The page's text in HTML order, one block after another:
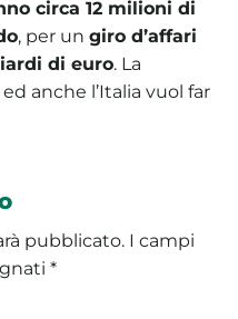
circa 12 milioni di
, per ungiro d’affari
di euro. La
anche l’Italia vuol far
pubblicato. I campi
*